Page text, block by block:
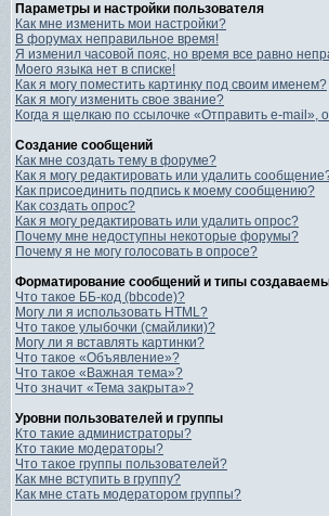
Параметры и настройки пользователя
Как мне изменить мои настройки?
В форумах неправильное время!
Я изменил часовой пояс, но время все равно
Моего языка нет в списке!
Как я могу поместить картинку под своим именем?
Как я могу изменить свое звание?
Когда я щелкаю по ссылочке «Отправить e-mail»,
Создание сообщений
Как мне создать тему в форуме?
Как я могу редактировать или удалить
Как присоединить подпись к моему сообщению?
Как создать опрос?
Как я могу редактировать или удалить опрос?
Почему мне недоступны некоторые форумы?
Почему я не могу голосовать в опросе?
Форматирование сообщений и типы
Что такое ББ-код (bbcode)?
Могу ли я использовать HTML?
Что такое улыбочки (смайлики)?
Могу ли я вставлять картинки?
Что такое «Объявление»?
Что такое «Важная тема»?
Что значит «Тема закрыта»?
Уровни пользователей и группы
Кто такие администраторы?
Кто такие модераторы?
Что такое группы пользователей?
Как мне вступить в группу?
Как мне стать модератором группы?